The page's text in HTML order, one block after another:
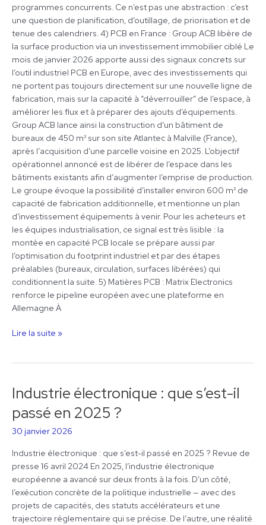
programmes concurrents. Ce n’est pas une abstraction : c’est
une question de planification, d’outillage, de priorisation et de
tenue des calendriers. 4) PCB en France : Group ACB libère de
la surface production via un investissement immobilier ciblé Le
mois de janvier 2026 apporte aussi des signaux concrets sur
l’outil industriel PCB en Europe, avec des investissements qui
ne portent pas toujours directement sur une nouvelle ligne de
fabrication, mais sur la capacité à “déverrouiller” de l’espace, à
améliorer les flux et à préparer des ajouts d’équipements.
Group ACB lance ainsi la construction d’un bâtiment de
bureaux de 450 m² sur son site Atlantec à Malville (France),
après l’acquisition d’une parcelle voisine en 2025. L’objectif
opérationnel annoncé est de libérer de l’espace dans les
bâtiments existants afin d’augmenter l’emprise de production.
Le groupe évoque la possibilité d’installer environ 600 m² de
capacité de fabrication additionnelle, et mentionne un plan
d’investissement équipements à venir. Pour les acheteurs et
les équipes industrialisation, ce signal est très lisible : la
montée en capacité PCB locale se prépare aussi par
l’optimisation du footprint industriel et par des étapes
préalables (bureaux, circulation, surfaces libérées) qui
conditionnent la suite. 5) Matières PCB : Matrix Electronics
renforce le pipeline européen avec une plateforme en
Allemagne À
Lire la suite »
Industrie électronique : que s’est-il
passé en 2025 ?
30 janvier 2026
Industrie électronique : que s’est-il passé en 2025 ? Revue de
presse 16 avril 2024 En 2025, l’industrie électronique
européenne a avancé sur deux fronts à la fois. D’un côté,
l’exécution concrète de la politique industrielle — avec des
projets de capacités, des statuts accélérateurs et une
trajectoire réglementaire qui se précise. De l’autre, une réalité
Industrie
que
il
passé
en
2025
?